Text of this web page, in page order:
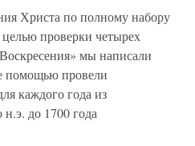
Христа по полному набору
проверки четырех
мы написали
помощью провели
каждого года из
до 1700 года